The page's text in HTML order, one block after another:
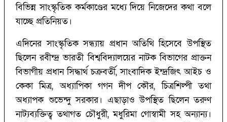
বিভিন্ন সাংস্কৃতিক কর্মকাণ্ডের মধ্যে দিয়ে নিজেদের কথা বলে
যাচ্ছে প্রতিনিয়ত।
এদিনের সাংস্কৃতিক সন্ধ্যায় প্রধান অতিথি হিসেবে উপস্থিত
ছিলেন রবীন্দ্র ভারতী বিশ্ববিদ্যালয়ের নাটক বিভাগের প্রাক্তন
বিভাগীয় প্রধান সিদ্ধার্থ চক্রবর্তী, সাংবাদিক ইন্দ্রজিৎ আইচ ও
কেকা মিত্র, অধ্যাপিকা গগন দীপ কৌর, চিত্রশিল্পী তথা
অধ্যাপক শুভেন্দু সরকার। এছাড়াও উপস্থিত ছিলেন তরুণ
নাট্যব্যক্তিত্ব তথাগত চৌধুরী, মধুরিমা গোস্বামী সহ অন্যান্য।